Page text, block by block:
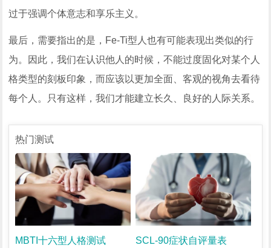
过于强调个体意志和享乐主义。
最后，需要指出的是，Fe-Ti型人也有可能表现出类似的行
为。因此，我们在认识他人的时候，不能过度固化对某个人
格类型的刻板印象，而应该以更加全面、客观的视角去看待
每个人。只有这样，我们才能建立长久、良好的人际关系。
热门测试
MBTI十六型人格测试 SCL-90症状自评量表